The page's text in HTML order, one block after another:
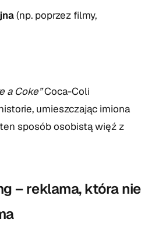
(np. poprzez filmy,
a Coke”Coca-Coli
umieszczając imiona
sposób osobistą więź z
– reklama, która nie